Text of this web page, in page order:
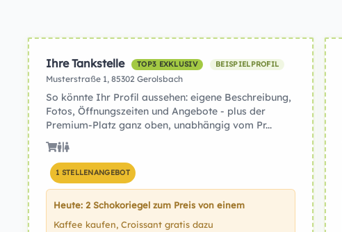
Ihre Tankstelle TOP3 EXKLUSIV BEISPIELPROFIL
Musterstraße 1, 85302 Gerolsbach
So könnte Ihr Profil aussehen: eigene Beschreibung,
Fotos, Öffnungszeiten und Angebote - plus der
Premium-Platz ganz oben, unabhängig vom Pr...
1 STELLENANGEBOT
Heute: 2 Schokoriegel zum Preis von einem
Kaffee kaufen, Croissant gratis dazu